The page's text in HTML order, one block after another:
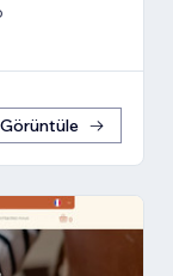
Görüntüle